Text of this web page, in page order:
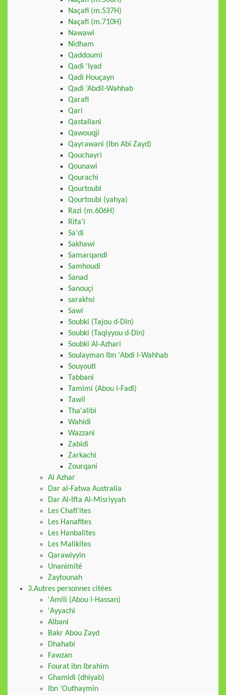
Naçafi (m.537H)
Naçafi (m.710H)
Nawawi
Nidham
Qaddoumi
Qadi 'Iyad
Qadi Houçayn
Qadi ‘Abdil-Wahhab
Qarafi
Qari
Qastallani
Qawouqji
Qayrawani (Ibn Abi Zayd)
Qouchayri
Qounawi
Qourachi
Qourtoubi
Qourtoubi (yahya)
Razi (m.606H)
Rifa'i
Sa'di
Sakhawi
Samarqandi
Samhoudi
Sanad
Sanouçi
sarakhsi
Sawi
Soubki (Tajou d-Din)
Soubki (Taqiyyou d-Din)
Soubki Al-Azhari
Soulayman Ibn 'Abdi l-Wahhab
Souyouti
Tabbani
Tamimi (Abou l-Fadl)
Tawil
Tha'alibi
Wahidi
Wazzani
Zabidi
Zarkachi
Zourqani
Al Azhar
Dar al-Fatwa Australia
Dar Al-Ifta Al-Misriyyah
Les Chafi'ites
Les Hanafites
Les Hanbalites
Les Malikites
Qarawiyyin
Unanimité
Zaytounah
3.Autres personnes citées
'Amili (Abou l-Hassan)
'Ayyachi
Albani
Bakr Abou Zayd
Dhahabi
Fawzan
Fourat ibn Ibrahim
Ghamidi (dhiyab)
Ibn 'Outhaymin